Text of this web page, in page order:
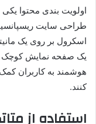
اولویت بندی محتوا یکی
طراحی سایت
اسکرول بر روی یک
یک صفحه نمایش کوچک
هوشمند به کاربران کمک
کنند.
استفاده از